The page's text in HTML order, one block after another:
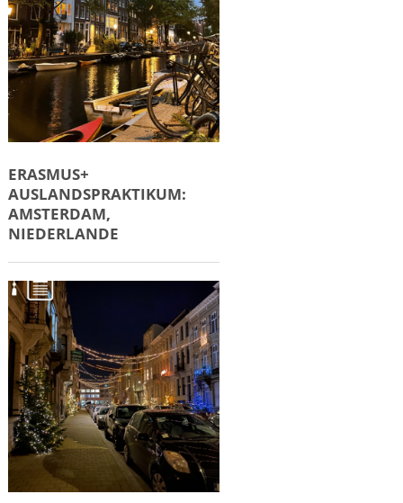
ERASMUS+
AUSLANDSPRAKTIKUM:
AMSTERDAM,
NIEDERLANDE